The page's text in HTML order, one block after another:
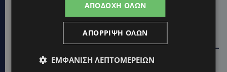
Hot this week
ΓΕΝΕΘΛΙΟΣ ΗΜΕΡΑ: Η ηλικία είναι μόνο ένας αριθμός –
Οι άνθρωποι και οι στιγμές είναι η πραγματική μας
ιστορία
ΑΠΟΔΟΧΉ ΌΛΩΝ
ΑΠΌΡΡΙΨΗ ΌΛΩΝ
ΕΜΦΆΝΙΣΗ ΛΕΠΤΟΜΕΡΕΙΏΝ